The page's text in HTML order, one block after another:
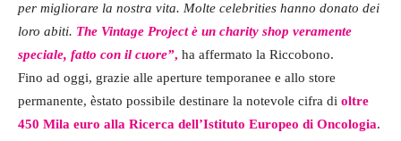
per migliorare la nostra vita. Molte celebrities hanno donato dei
loro abiti. The Vintage Projectè un charity shop veramente
speciale, fatto con il cuore”, ha affermato la Riccobono.
Fino ad oggi, grazie alle aperture temporanee e allo store
permanente, èstato possibile destinare la notevole cifra di oltre
450 Mila euro alla Ricerca dell’Istituto Europeo di Oncologia.